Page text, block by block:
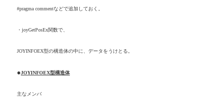
#pragma commentなどで追加しておく。
・joyGetPosEx関数で、
JOYINFOEX型の構造体の中に、データをうけとる。
●JOYINFOEX型構造体
主なメンバ